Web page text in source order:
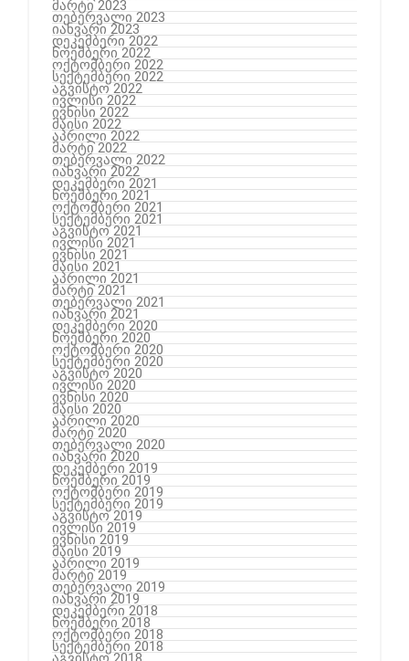
მარტი 2023
თებერვალი 2023
იანვარი 2023
დეკემბერი 2022
ნოემბერი 2022
ოქტომბერი 2022
სექტემბერი 2022
აგვისტო 2022
ივლისი 2022
ივნისი 2022
მაისი 2022
აპრილი 2022
მარტი 2022
თებერვალი 2022
იანვარი 2022
დეკემბერი 2021
ნოემბერი 2021
ოქტომბერი 2021
სექტემბერი 2021
აგვისტო 2021
ივლისი 2021
ივნისი 2021
მაისი 2021
აპრილი 2021
მარტი 2021
თებერვალი 2021
იანვარი 2021
დეკემბერი 2020
ნოემბერი 2020
ოქტომბერი 2020
სექტემბერი 2020
აგვისტო 2020
ივლისი 2020
ივნისი 2020
მაისი 2020
აპრილი 2020
მარტი 2020
თებერვალი 2020
იანვარი 2020
დეკემბერი 2019
ნოემბერი 2019
ოქტომბერი 2019
სექტემბერი 2019
აგვისტო 2019
ივლისი 2019
ივნისი 2019
მაისი 2019
აპრილი 2019
მარტი 2019
თებერვალი 2019
იანვარი 2019
დეკემბერი 2018
ნოემბერი 2018
ოქტომბერი 2018
სექტემბერი 2018